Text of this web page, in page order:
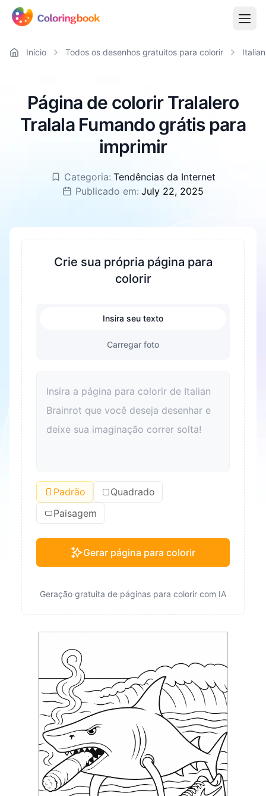
Início Todos os desenhos gratuitos para colorir
Página de colorir Tralalero
Tralala Fumando grátis para
imprimir
Categoria: Tendências da Internet
Publicado em: July 22, 2025
Crie sua própria página para
colorir
Insira seu texto
Carregar foto
Padrão
Quadrado
Paisagem
Gerar página para colorir
Geração gratuita de páginas para colorir com IA